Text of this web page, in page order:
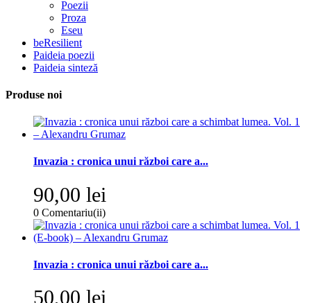
Poezii
Proza
Eseu
beResilient
Paideia poezii
Paideia sinteză
Produse noi
Invazia : cronica unui război care a...
90,00 lei
0 Comentariu(ii)
Invazia : cronica unui război care a...
50,00 lei